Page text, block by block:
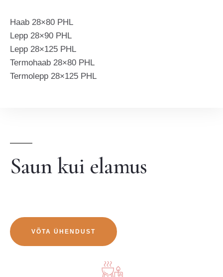
Haab 28×80 PHL
Lepp 28×90 PHL
Lepp 28×125 PHL
Termohaab 28×80 PHL
Termolepp 28×125 PHL
Saun kui elamus
VÕTA ÜHENDUST